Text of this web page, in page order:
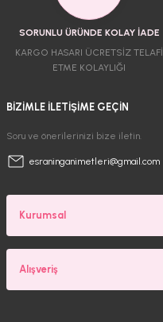
SORUNLU ÜRÜNDE KOLAY İADE
KARGO HASARI ÜCRETSİZ TELAFİ
ETME KOLAYLIĞI
BİZİMLE İLETİŞİME GEÇİN
Soru ve önerilerinizi bize iletin.
esraninganimetleri@gmail.com
Kurumsal
Alışveriş